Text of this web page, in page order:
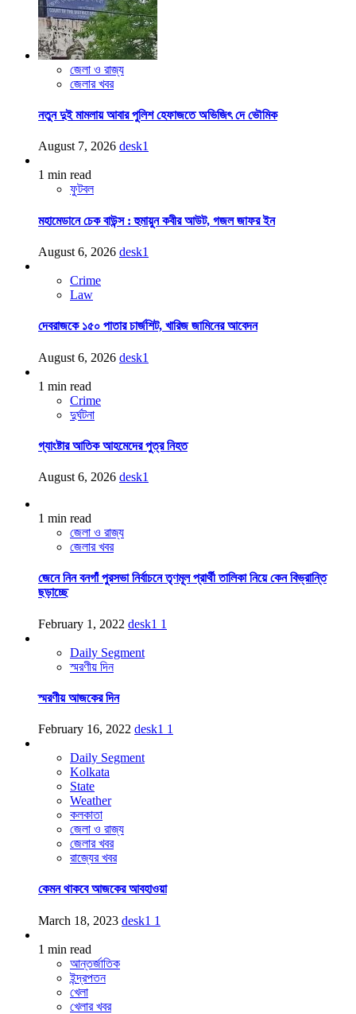
জেলা ও রাজ্য
জেলার খবর
নতুন দুই মামলায় আবার পুলিশ হেফাজতে অভিজিৎ দে ভৌমিক
August 7, 2026 desk1
1 min read
ফুটবল
মহামেডানে চেক বাউন্স : হুমায়ুন কবীর আউট, গজল জাফর ইন
August 6, 2026 desk1
Crime
Law
দেবরাজকে ১৫০ পাতার চার্জশিট, খারিজ জামিনের আবেদন
August 6, 2026 desk1
1 min read
Crime
দুর্ঘটনা
গ্যাংষ্টার আতিক আহমেদের পুত্র নিহত
August 6, 2026 desk1
1 min read
জেলা ও রাজ্য
জেলার খবর
জেনে নিন বনগাঁ পুরসভা নির্বাচনে তৃণমূল প্রার্থী তালিকা নিয়ে কেন বিভ্রান্তি
ছড়াচ্ছে
February 1, 2022 desk1 1
Daily Segment
স্মরণীয় দিন
স্মরণীয় আজকের দিন
February 16, 2022 desk1 1
Daily Segment
Kolkata
State
Weather
কলকাতা
জেলা ও রাজ্য
জেলার খবর
রাজ্যের খবর
কেমন থাকবে আজকের আবহাওয়া
March 18, 2023 desk1 1
1 min read
আন্তর্জাতিক
ইন্দ্রপতন
খেলা
খেলার খবর